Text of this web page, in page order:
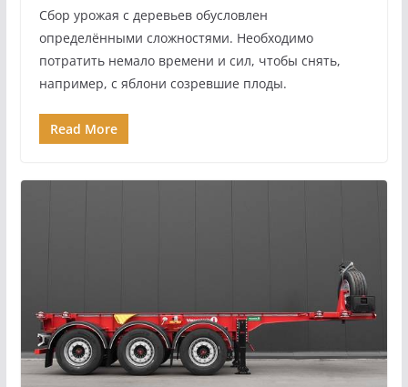
Сбор урожая с деревьев обусловлен
определёнными сложностями. Необходимо
потратить немало времени и сил, чтобы снять,
например, с яблони созревшие плоды.
Read More